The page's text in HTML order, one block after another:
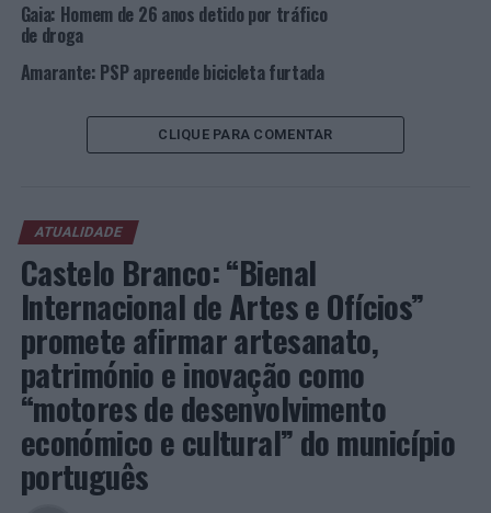
Distrito de Lisboa: PSP faz 4 detidos através de
cumprimento de mandado de detenção
Gaia: Homem de 26 anos detido por tráfico
de droga
Amarante: PSP apreende bicicleta furtada
CLIQUE PARA COMENTAR
ATUALIDADE
Castelo Branco: “Bienal
Internacional de Artes e Ofícios”
promete afirmar artesanato,
património e inovação como
“motores de desenvolvimento
económico e cultural” do município
português